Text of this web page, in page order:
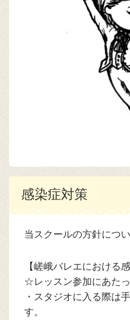
感染症対策
当スクールの方針につ
【嵯峨バレエにおける
☆レッスン参加にあた
・スタジオに入る際は
す。